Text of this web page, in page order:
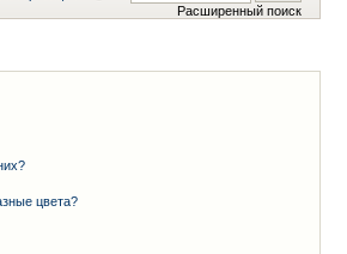
Расширенный поиск
цвета?